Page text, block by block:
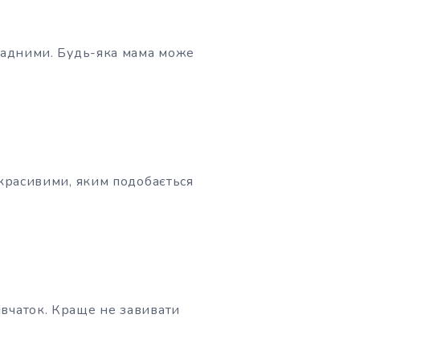
Будь-яка мама може
яким подобається
Краще не завивати